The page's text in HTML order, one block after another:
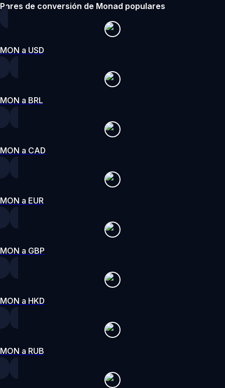
Pares de conversión de Monad populares
MON a USD
MON a BRL
MON a CAD
MON a EUR
MON a GBP
MON a HKD
MON a RUB